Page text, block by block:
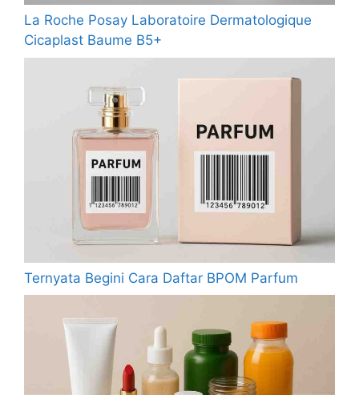
La Roche Posay Laboratoire Dermatologique
Cicaplast Baume B5+
Ternyata Begini Cara Daftar BPOM Parfum